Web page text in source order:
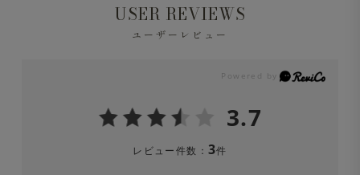
USER REVIEWS
ユーザーレビュー
3.7
レビュー件数： 3件